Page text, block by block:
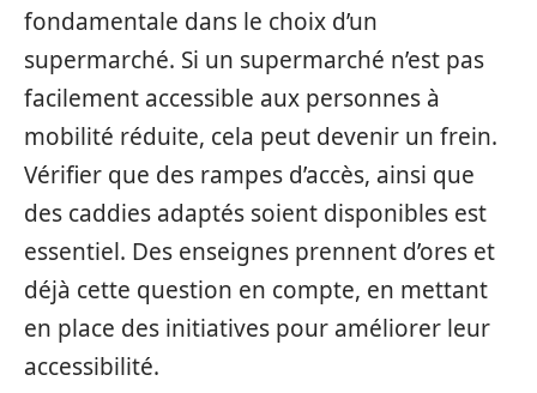
fondamentale dans le choix d’un
supermarché. Si un supermarché n’est pas
facilement accessible aux personnes à
mobilité réduite, cela peut devenir un frein.
Vérifier que des rampes d’accès, ainsi que
des caddies adaptés soient disponibles est
essentiel. Des enseignes prennent d’ores et
déjà cette question en compte, en mettant
en place des initiatives pour améliorer leur
accessibilité.